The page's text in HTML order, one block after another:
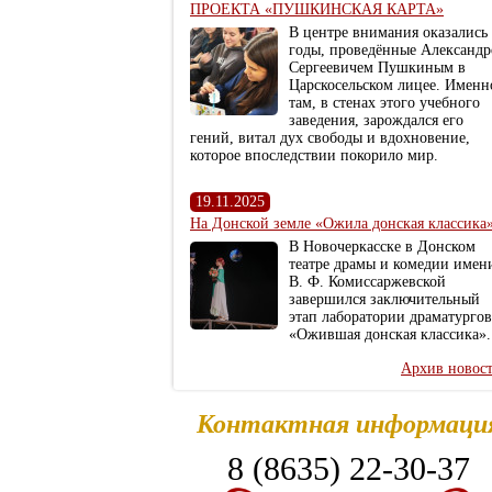
ПРОЕКТА «ПУШКИНСКАЯ КАРТА»
В центре внимания оказались
годы, проведённые
Сергеевичем Пушкиным в
Царскосельском лицее.
там, в стенах этого учебного
заведения, зарождался его
гений, витал дух свободы и вдохновение,
которое впоследствии покорило мир.
19.11.2025
На Донской земле «Ожила донская
В Новочеркасске в Донском
театре драмы и комедии
В. Ф. Комиссаржевской
завершился заключительный
этап лаборатории драматургов
«Ожившая донская классика».
Архив
Контактная
8 (8635) 22-30-37